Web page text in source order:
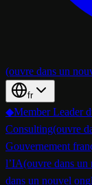
(ouvre dans un
fr
◆Member Leader
Consulting(ouvre
Gouvernement
l’IA(ouvre dans
dans un nouvel